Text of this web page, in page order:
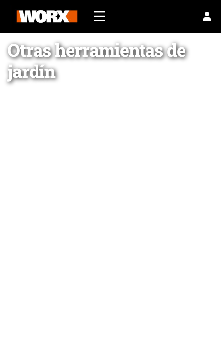
Otras herramientas de
jardín